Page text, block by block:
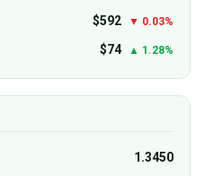
$592 ▼ 0.03%
$74 ▲ 1.28%
1.3450